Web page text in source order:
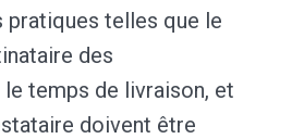
pratiques telles que le
des
temps de livraison, et
doivent être